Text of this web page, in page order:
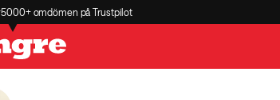
5000+ omdömen på Trustpilot